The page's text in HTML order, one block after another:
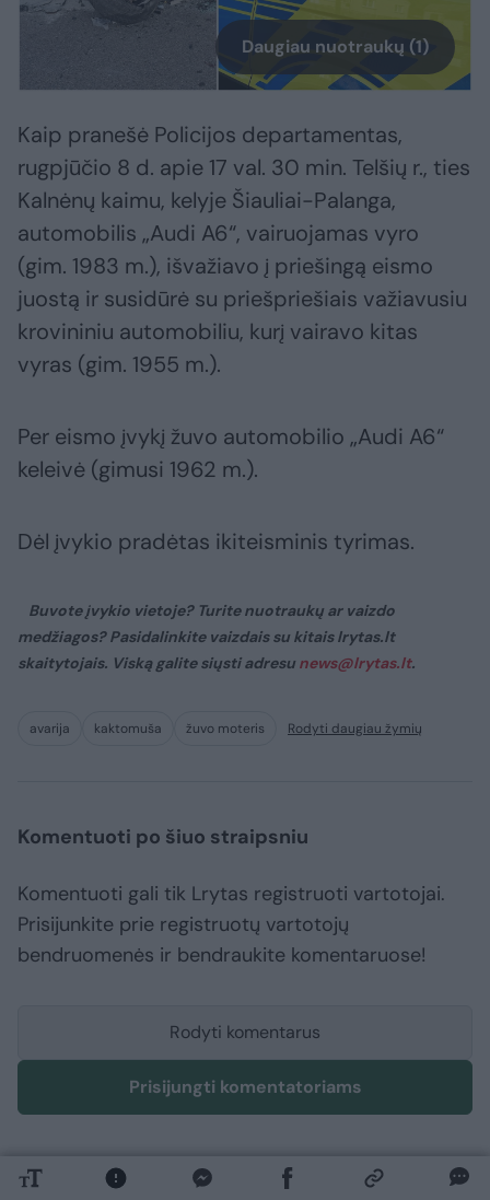
Daugiau nuotraukų (1)
Kaip pranešė Policijos departamentas,
rugpjūčio 8 d. apie 17 val. 30 min. Telšių r., ties
Kalnėnų kaimu, kelyje Šiauliai-Palanga,
automobilis „Audi A6“, vairuojamas vyro
(gim. 1983 m.), išvažiavo į priešingą eismo
juostą ir susidūrė su priešpriešiais važiavusiu
krovininiu automobiliu, kurį vairavo kitas
vyras (gim. 1955 m.).
Per eismo įvykį žuvo automobilio „Audi A6“
keleivė (gimusi 1962 m.).
Dėl įvykio pradėtas ikiteisminis tyrimas.
Buvote įvykio vietoje? Turite nuotraukų ar vaizdo
medžiagos? Pasidalinkite vaizdais su kitais lrytas.lt
skaitytojais. Viską galite siųsti adresu news@lrytas.lt.
avarija kaktomuša žuvo moteris Rodyti daugiau žymių
Komentuoti po šiuo straipsniu
Komentuoti gali tik Lrytas registruoti vartotojai.
Prisijunkite prie registruotų vartotojų
bendruomenės ir bendraukite komentaruose!
Rodyti komentarus
Prisijungti komentatoriams